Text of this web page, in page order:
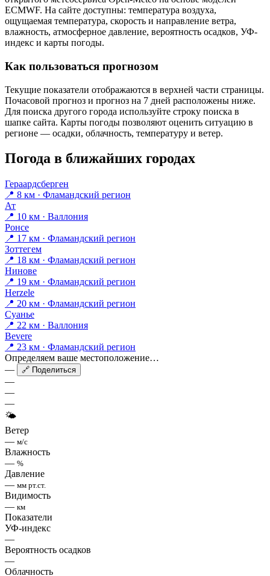
ECMWF. На сайте доступны: температура воздуха,
ощущаемая температура, скорость и направление ветра,
влажность, атмосферное давление, вероятность осадков, УФ-
индекс и карты погоды.
Как пользоваться прогнозом
Текущие показатели отображаются в верхней части страницы.
Почасовой прогноз и прогноз на 7 дней расположены ниже.
Для поиска другого города используйте строку поиска в
шапке сайта. Карты погоды позволяют оценить ситуацию в
регионе — осадки, облачность, температуру и ветер.
Погода в ближайших городах
Гераардсберген
📍 8 км · Фламандский регион
Ат
📍 10 км · Валлония
Ронсе
📍 17 км · Фламандский регион
Зоттегем
📍 18 км · Фламандский регион
Нинове
📍 19 км · Фламандский регион
Herzele
📍 20 км · Фламандский регион
Суанье
📍 22 км · Валлония
Bevere
📍 23 км · Фламандский регион
Определяем ваше местоположение…
—
🔗 Поделиться
—
—
—
🌤
Ветер
— м/с
Влажность
— %
Давление
— мм рт.ст.
Видимость
— км
Показатели
УФ-индекс
—
Вероятность осадков
—
Облачность